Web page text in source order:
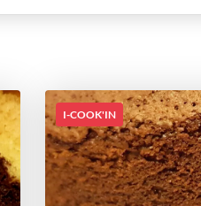
I-COOK'IN